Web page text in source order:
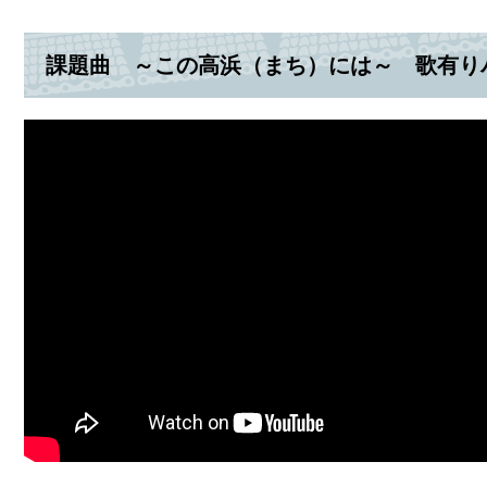
課題曲 ～この高浜（まち）には～ 歌有り